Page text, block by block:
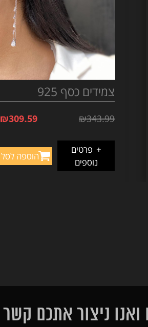
צמידים כסף 925
₪343.99
₪309.59
+ פרטים
נוספים
הוספה לסל
ניצור אתכם קשר